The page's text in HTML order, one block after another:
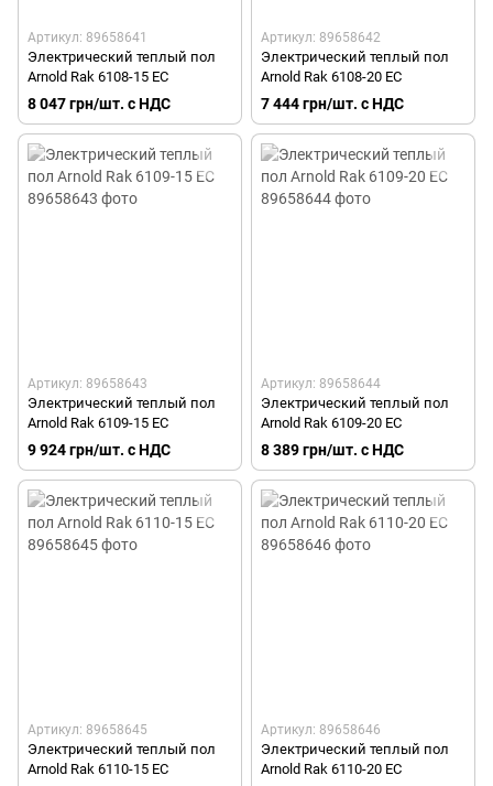
Артикул: 89658641
Электрический теплый пол
Arnold Rak 6108-15 EC
8 047 грн/шт. с НДС
Артикул: 89658642
Электрический теплый пол
Arnold Rak 6108-20 EC
7 444 грн/шт. с НДС
Артикул: 89658643
Электрический теплый пол
Arnold Rak 6109-15 EC
9 924 грн/шт. с НДС
Артикул: 89658644
Электрический теплый пол
Arnold Rak 6109-20 EC
8 389 грн/шт. с НДС
Артикул: 89658645
Электрический теплый пол
Arnold Rak 6110-15 EC
Артикул: 89658646
Электрический теплый пол
Arnold Rak 6110-20 EC